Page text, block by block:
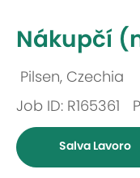
Nákupčí
Ubicazione
Pilsen, Czechia
Job ID: R165361
Salva Lavoro